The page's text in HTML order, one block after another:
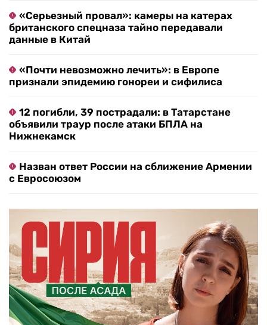
«Серьезный провал»: камеры на катерах
британского спецназа тайно передавали
данные в Китай
«Почти невозможно лечить»: в Европе
признали эпидемию гонореи и сифилиса
12 погибли, 39 пострадали: в Татарстане
объявили траур после атаки БПЛА на
Нижнекамск
Назван ответ России на сближение Армении
с Евросоюзом